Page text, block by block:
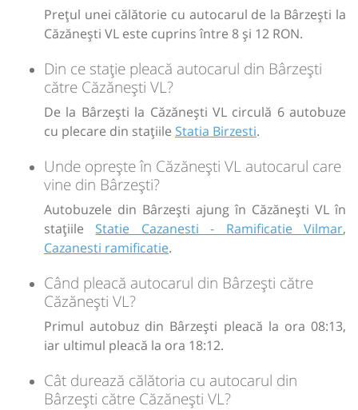
Prețul unei călătorie cu autocarul de la Bârzeşti la
Căzănești VL este cuprins între 8 și 12 RON.
Din ce stație pleacă autocarul din Bârzeşti
către Căzănești VL?
De la Bârzeşti la Căzănești VL circulă 6 autobuze
cu plecare din stațiile Statia Birzesti.
Unde oprește în Căzănești VL autocarul care
vine din Bârzeşti?
Autobuzele din Bârzeşti ajung în Căzănești VL în
stațiile Statie Cazanesti - Ramificatie Vilmar,
Cazanesti ramificatie.
Când pleacă autocarul din Bârzeşti către
Căzănești VL?
Primul autobuz din Bârzeşti pleacă la ora 08:13,
iar ultimul pleacă la ora 18:12.
Cât durează călătoria cu autocarul din
Bârzeşti către Căzănești VL?